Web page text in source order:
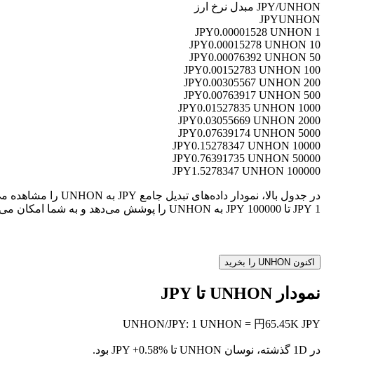
JPY/UNHON مبدل نرخ ارز
JPYUNHON
1 JPY
0.00001528 UNHON
10 JPY
0.00015278 UNHON
50 JPY
0.00076392 UNHON
100 JPY
0.00152783 UNHON
200 JPY
0.00305567 UNHON
500 JPY
0.00763917 UNHON
1000 JPY
0.01527835 UNHON
2000 JPY
0.03055669 UNHON
5000 JPY
0.07639174 UNHON
10000 JPY
0.15278347 UNHON
50000 JPY
0.76391735 UNHON
100000 JPY
1.5278347 UNHON
1 JPY تا 100000 JPY به UNHON را پوشش می‌دهد و به شما امکان می‌دهد ارزش هر تبدیل را به وضوح درک کنید.
اکنون UNHON را بخرید
نمودار UNHON تا JPY
UNHON/JPY: 1 UNHON = 円65.45K JPY
در 1D گذشته، نوسان UNHON تا JPY +0.58%
بود.